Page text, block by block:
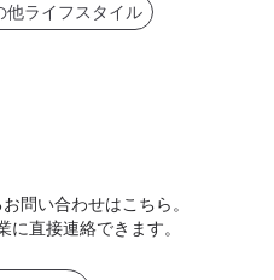
他ライフスタイル
問い合わせはこちら。
に直接連絡できます。